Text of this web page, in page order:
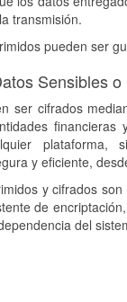
transmisión.
pueden ser
Sensibles
ser cifrados
y eficiente,
y cifrados
de
del